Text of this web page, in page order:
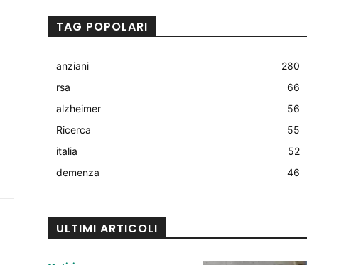
TAG POPOLARI
anziani
280
rsa
66
alzheimer
56
Ricerca
55
italia
52
demenza
46
ULTIMI ARTICOLI